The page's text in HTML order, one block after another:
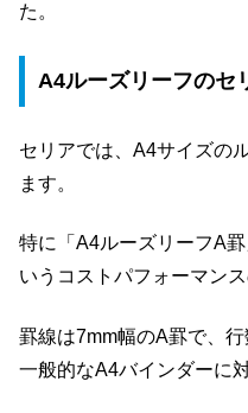
た。
A4ルーズリーフのセ
セリアでは、A4サイズの
ます。
特に「A4ルーズリーフA
いうコストパフォーマン
罫線は7mm幅のA罫で、
一般的なA4バインダーに